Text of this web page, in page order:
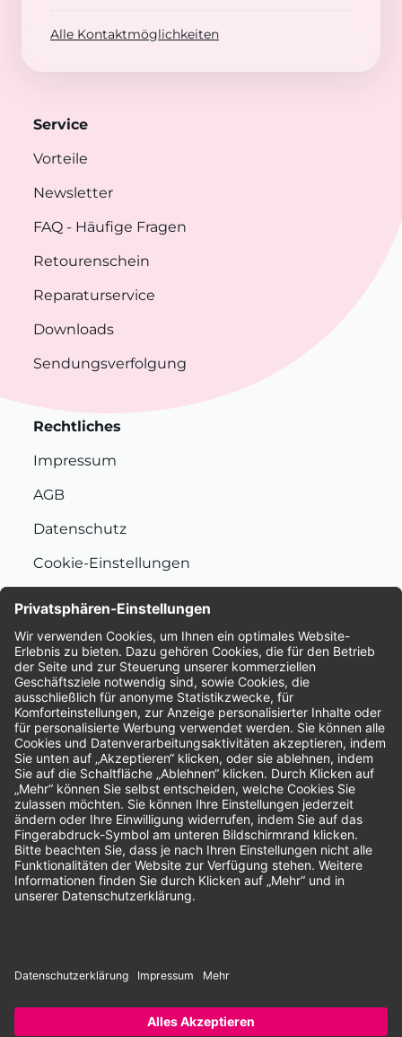
Alle Kontaktmöglichkeiten
Service
Vorteile
Newsletter
FAQ - Häufige Fragen
Retourenschein
Reparaturservice
Downloads
Sendungsverfolgung
Rechtliches
Impressum
AGB
Datenschutz
Cookie-Einstellungen
Bewertungen
Unsere Zahlungsarten:
Rechnung SEPA-Lastschrift Vorkasse